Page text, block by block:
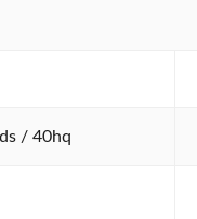
/ 40hq